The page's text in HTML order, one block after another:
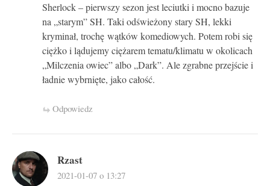
Sherlock – pierwszy sezon jest leciutki i mocno bazuje
na „starym” SH. Taki odświeżony stary SH, lekki
kryminał, trochę wątków komediowych. Potem robi się
ciężko i lądujemy ciężarem tematu/klimatu w okolicach
„Milczenia owiec” albo „Dark”. Ale zgrabne przejście i
ładnie wybrnięte, jako całość.
Odpowiedz
Rzast
2021-01-07 o 13:27